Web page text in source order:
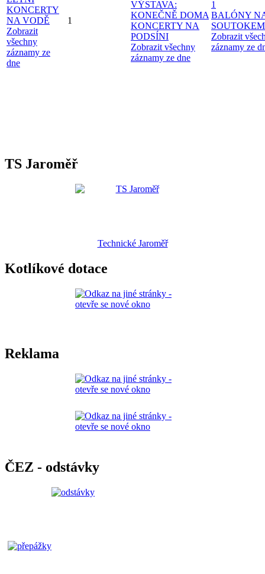
KONCERTY
NA VODĚ
Zobrazit
všechny
záznamy ze
dne
1
VÝSTAVA:
KONEČNĚ DOMA
KONCERTY NA
PODSÍNI
Zobrazit všechny
záznamy ze dne
1
BALÓNY
SOUTOKEM
Zobrazit
záznamy ze
TS Jaroměř
Technické Jaroměř
Kotlíkové dotace
Reklama
ČEZ - odstávky